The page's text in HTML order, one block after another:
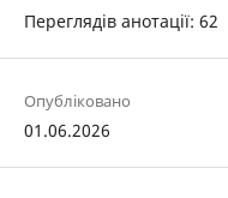
Переглядів анотації: 62
Опубліковано
01.06.2026